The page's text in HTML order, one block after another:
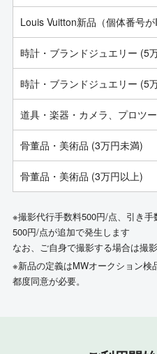
Louis Vuitton新品（個体番号が
時計・ブランドジュエリー (5
時計・ブランドジュエリー (5
道具・楽器・カメラ、プロツ
骨董品・美術品 (3万円未満)
骨董品・美術品 (3万円以上)
※撮影代行手数料500円/点、引き
500円/点が追加で発生します
なお、ご自身で撮影する場合は撮
※新品の定義はMWオークション検
都度同意が必要。